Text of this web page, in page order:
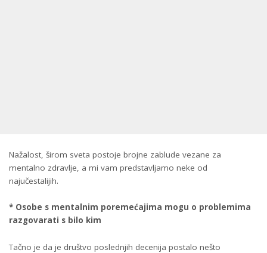
Nažalost, širom sveta postoje brojne zablude vezane za
mentalno zdravlje, a mi vam predstavljamo neke od
najučestalijih.
* Osobe s mentalnim poremećajima mogu o problemima
razgovarati s bilo kim
Tačno je da je društvo poslednjih decenija postalo nešto